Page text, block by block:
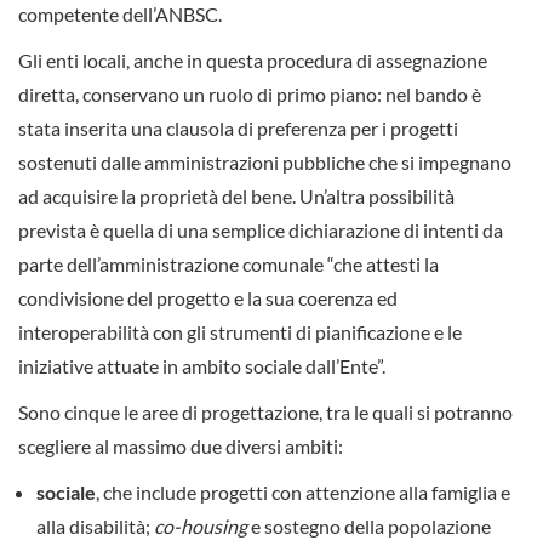
competente dell’ANBSC.
Gli enti locali, anche in questa procedura di assegnazione
diretta, conservano un ruolo di primo piano: nel bando è
stata inserita una clausola di preferenza per i progetti
sostenuti dalle amministrazioni pubbliche che si impegnano
ad acquisire la proprietà del bene. Un’altra possibilità
prevista è quella di una semplice dichiarazione di intenti da
parte dell’amministrazione comunale “che attesti la
condivisione del progetto e la sua coerenza ed
interoperabilità con gli strumenti di pianificazione e le
iniziative attuate in ambito sociale dall’Ente”.
Sono cinque le aree di progettazione, tra le quali si potranno
scegliere al massimo due diversi ambiti:
sociale , che include progetti con attenzione alla famiglia e
alla disabilità; co-housinge sostegno della popolazione